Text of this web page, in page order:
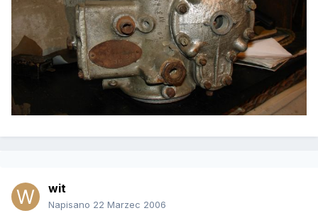
wit
Napisano 22 Marzec 2006